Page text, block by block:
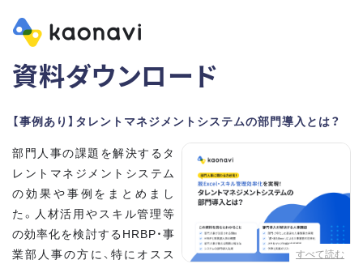
資料ダウンロード
【事例あり】タレントマネジメントシステムの部門導入とは？
すべて読む
部門人事の課題を解決するタ
レントマネジメントシステム
の効果や事例をまとめまし
た。人材活用やスキル管理等
の効率化を検討するHRBP・事
業部人事の方に、特にオスス